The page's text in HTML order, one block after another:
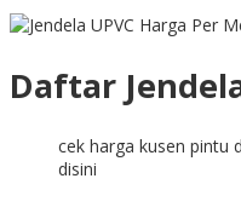
Daftar
cek harga kusen pintu
disini